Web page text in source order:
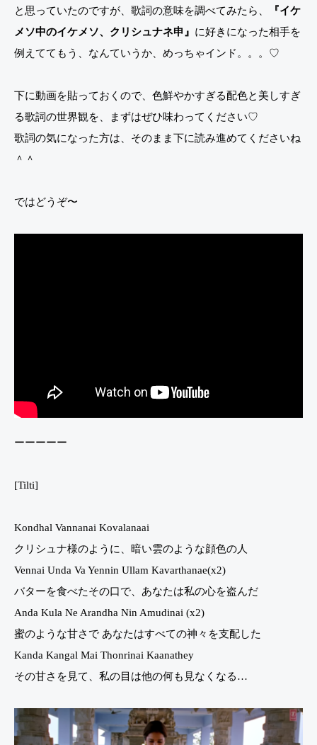
と思っていたのですが、歌詞の意味を調べてみたら、
『イケ
メソ中のイケメソ、クリシュナネ申』 に好きになった相手を
例えててもう、なんていうか、めっちゃインド。。。♡
下に動画を貼っておくので、色鮮やかすぎる配色と美しすぎ
る歌詞の世界観を、まずはぜひ味わってください♡
歌詞の気になった方は、そのまま下に読み進めてくださいね
＾＾
ではどうぞ〜
ーーーーー
[Tilti]
Kondhal Vannanai Kovalanaai
クリシュナ様のように、暗い雲のような顔色の人
Vennai Unda Va Yennin Ullam Kavarthanae(x2)
バターを食べたその口で、あなたは私の心を盗んだ
Anda Kula Ne Arandha Nin Amudinai (x2)
蜜のような甘さで あなたはすべての神々を支配した
Kanda Kangal Mai Thonrinai Kaanathey
その甘さを見て、私の目は他の何も見なくなる…